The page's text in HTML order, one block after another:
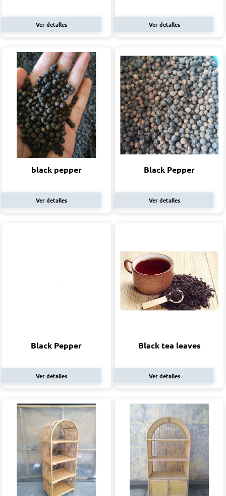
Ver detalles Ver detalles
black pepper
Ver detalles
Black Pepper
Ver detalles
Black Pepper
Ver detalles
Black tea leaves
Ver detalles